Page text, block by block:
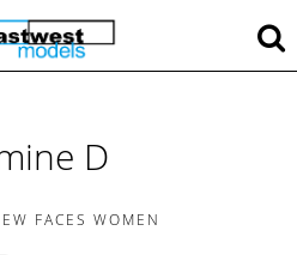
D
FACES WOMEN